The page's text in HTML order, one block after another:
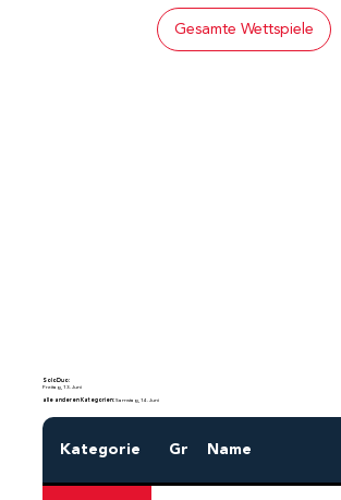
Gesamte Wettspiele
SoloDuo:
Freitag, 13. Juni
alle anderen Kategorien:Samstag, 14. Juni
Kategorie Gr Name